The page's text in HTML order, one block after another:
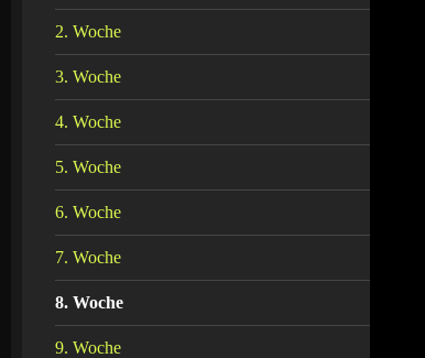
2. Woche
3. Woche
4. Woche
5. Woche
6. Woche
7. Woche
8. Woche
9. Woche